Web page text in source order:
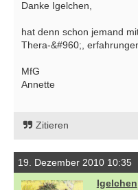
Danke Igelchen,
hat denn schon jemand
Thera-&#960;,
MfG
Annette
Zitieren
19. Dezember 2010 10:35
Igelchen